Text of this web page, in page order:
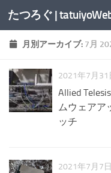
コンテンツへスキッ
たつろぐ |
月別アーカイブ: 7月
2021年7月31
Allied
ムウェアア
ッチ
2021年7月7日